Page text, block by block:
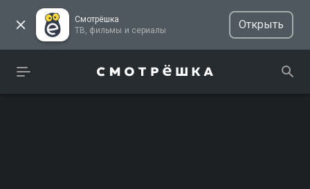
Смотрёшка
ТВ, фильмы и сериалы
Открыть